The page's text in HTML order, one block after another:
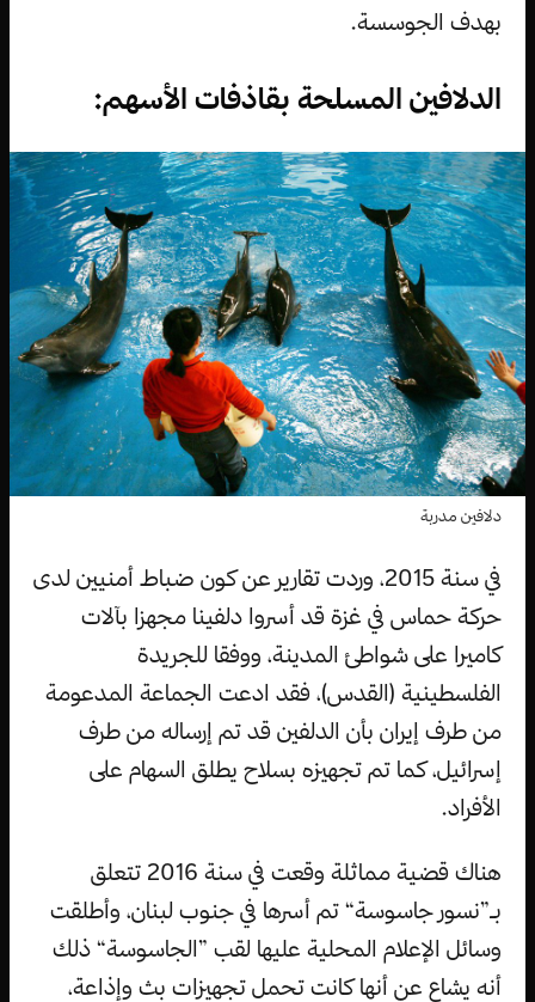
بهدف الجوسسة.
الدلافين المسلحة بقاذفات الأسهم:
دلافين مدربة
في سنة 2015، وردت تقارير عن كون ضباط أمنيين لدى
حركة حماس في غزة قد أسروا دلفينا مجهزا بآلات
كاميرا على شواطئ المدينة، ووفقا للجريدة
الفلسطينية (القدس)، فقد ادعت الجماعة المدعومة
من طرف إيران بأن الدلفين قد تم إرساله من طرف
إسرائيل، كما تم تجهيزه بسلاح يطلق السهام على
الأفراد.
هناك قضية مماثلة وقعت في سنة 2016 تتعلق
بـ”نسور جاسوسة“ تم أسرها في جنوب لبنان، وأطلقت
وسائل الإعلام المحلية عليها لقب ”الجاسوسة“ ذلك
أنه يشاع عن أنها كانت تحمل تجهيزات بث وإذاعة،